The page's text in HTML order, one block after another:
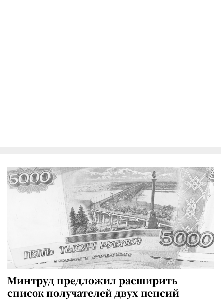
Минтруд предложил расширить
список получателей двух пенсий